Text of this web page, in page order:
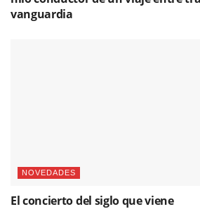
vanguardia
NOVEDADES
El concierto del siglo que viene